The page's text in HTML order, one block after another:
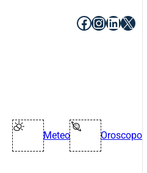
Facebook
X
Meteo Oroscopo